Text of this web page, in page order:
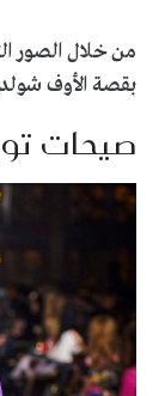
من خلال الصور التي
بقصة الأوف شولدر
صيحات